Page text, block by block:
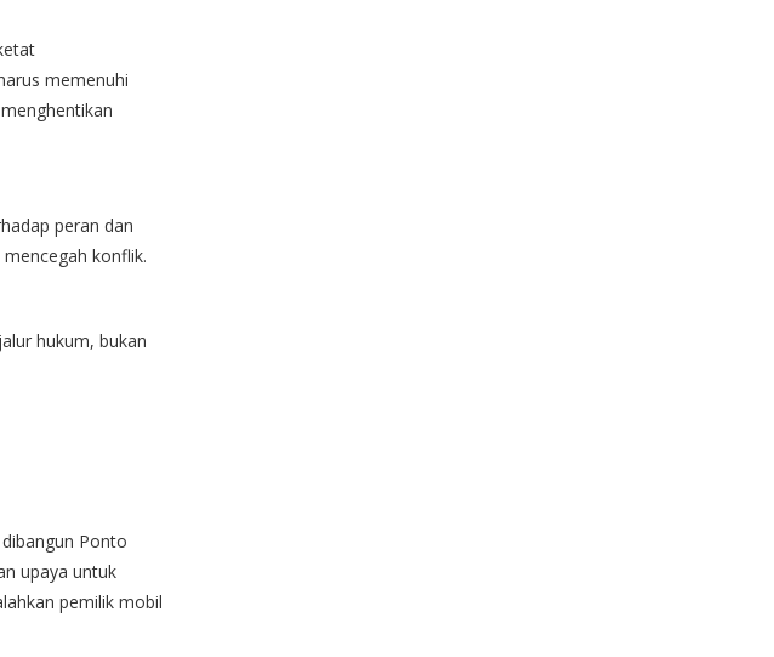
memenuhi
peran dan
konflik.
hukum, bukan
Ponto
upaya untuk
pemilik mobil